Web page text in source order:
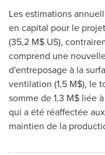
Les estimations
en capital pour le
(35,2 M$ US),
comprend une
d'entreposage à la
ventilation (1,5 M$), le
somme de 1,3 M$ liée
qui a été réaffectée
maintien de la